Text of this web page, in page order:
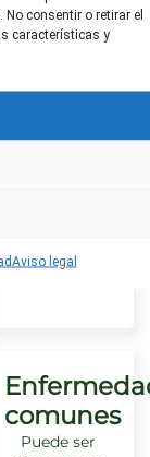
consentir o retirar el
características y
Aviso legal
¿Apta
comunes
Puede ser